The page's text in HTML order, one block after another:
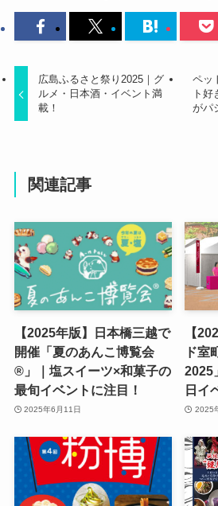
広島ふるさと祭り2025｜グ
ルメ・日本酒・イベント満
載！
ペッ
ト好
がパ
関連記事
【2025年版】日本橋三越で
開催「夏のあんこ博覧会
®」｜塩スイーツ×和菓子の
最旬イベントに注目！
2025年6月11日
【
ド室
2025
日イ
2025